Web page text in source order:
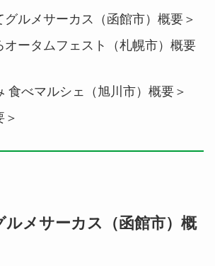
グルメサーカス（函館市）概要＞
オータムフェスト（札幌市）概要
食べマルシェ（旭川市）概要＞
＞
ルメサーカス（函館市）概